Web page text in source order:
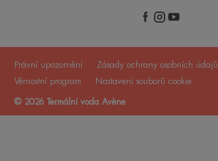
Právní upozornění
Zásady ochrany osobních údajů
Věrnostní program
Nastavení souborů cookie
© 2026 Termální voda Avène